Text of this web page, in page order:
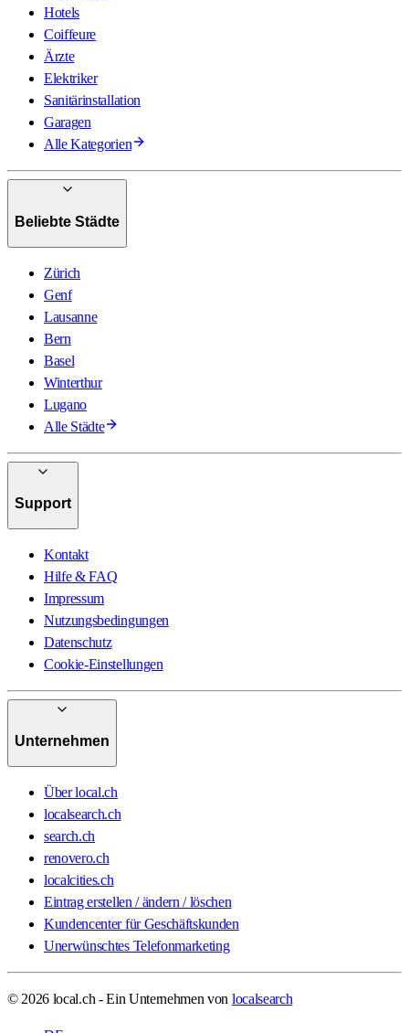
Hotels
Coiffeure
Ärzte
Elektriker
Sanitärinstallation
Garagen
Alle Kategorien
Beliebte Städte
Zürich
Genf
Lausanne
Bern
Basel
Winterthur
Lugano
Alle Städte
Support
Kontakt
Hilfe & FAQ
Impressum
Nutzungsbedingungen
Datenschutz
Cookie-Einstellungen
Unternehmen
Über local.ch
localsearch.ch
search.ch
renovero.ch
localcities.ch
Eintrag erstellen / ändern / löschen
Kundencenter für Geschäftskunden
Unerwünschtes Telefonmarketing
© 2026 local.ch - Ein Unternehmen von localsearch